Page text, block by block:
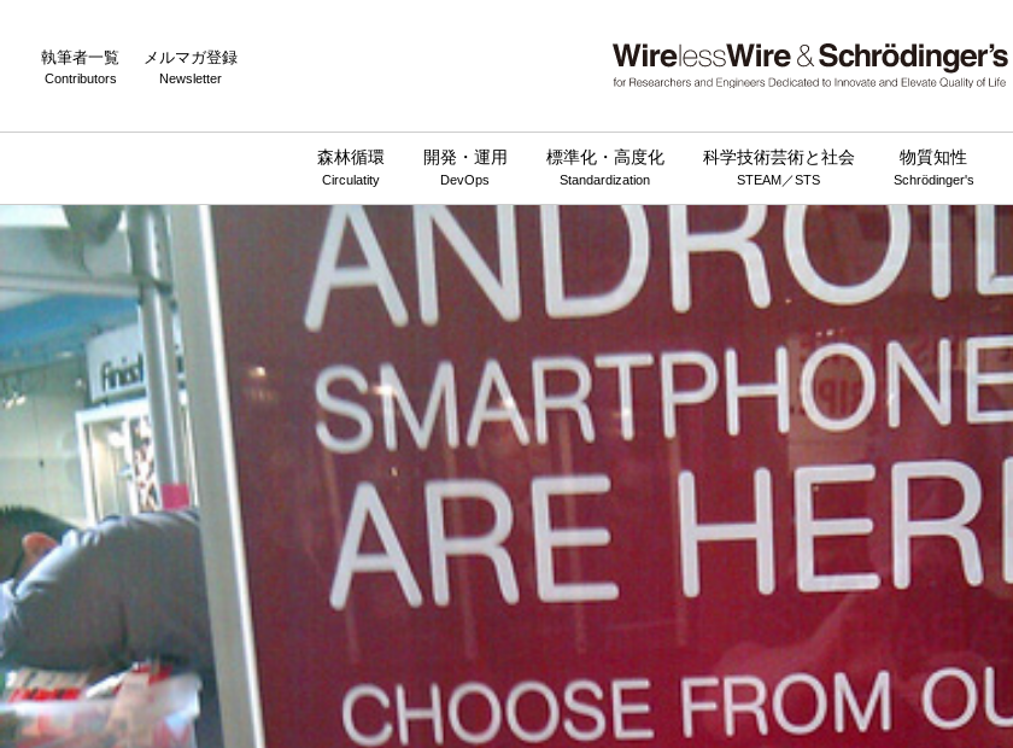
執筆者一覧
Contributors
メルマガ登録
Newsletter
森林循環
Circulatity
開発・運用
DevOps
標準化・高度化
Standardization
科学技術芸術と社会
STEAM／STS
物質知性
Schrödinger's